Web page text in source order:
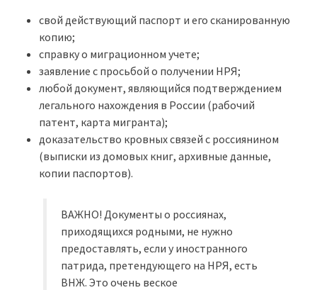
свой действующий паспорт и его сканированную
копию;
справку о миграционном учете;
заявление с просьбой о получении НРЯ;
любой документ, являющийся подтверждением
легального нахождения в России (рабочий
патент, карта мигранта);
доказательство кровных связей с россиянином
(выписки из домовых книг, архивные данные,
копии паспортов).
ВАЖНО! Документы о россиянах,
приходящихся родными, не нужно
предоставлять, если у иностранного
патрида, претендующего на НРЯ, есть
ВНЖ. Это очень веское